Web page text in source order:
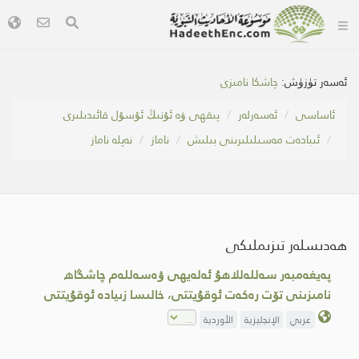
ئەسەر تۈزۈش: چاشكا نامىزى
ئاساسى
ئەسەرلەر
پىقھى ۋە ئۇنىڭ ئۇسۇل قائىدىلىرى
ئىبادەت مەسىلىلىرىنى بىلىش
ناماز نەپلە ناماز
ھەدىسلەر تىزىملىكى
پەيغەمبەر سەللەللاھۇ ئەلەيھى ۋەسەللەم چاشگاھ
نامىزىنى تۆت رەكەت ئوقۇيتتى، خالىسا زىيادە ئوقۇيتتى
عربي الإنجليزية الأوردية